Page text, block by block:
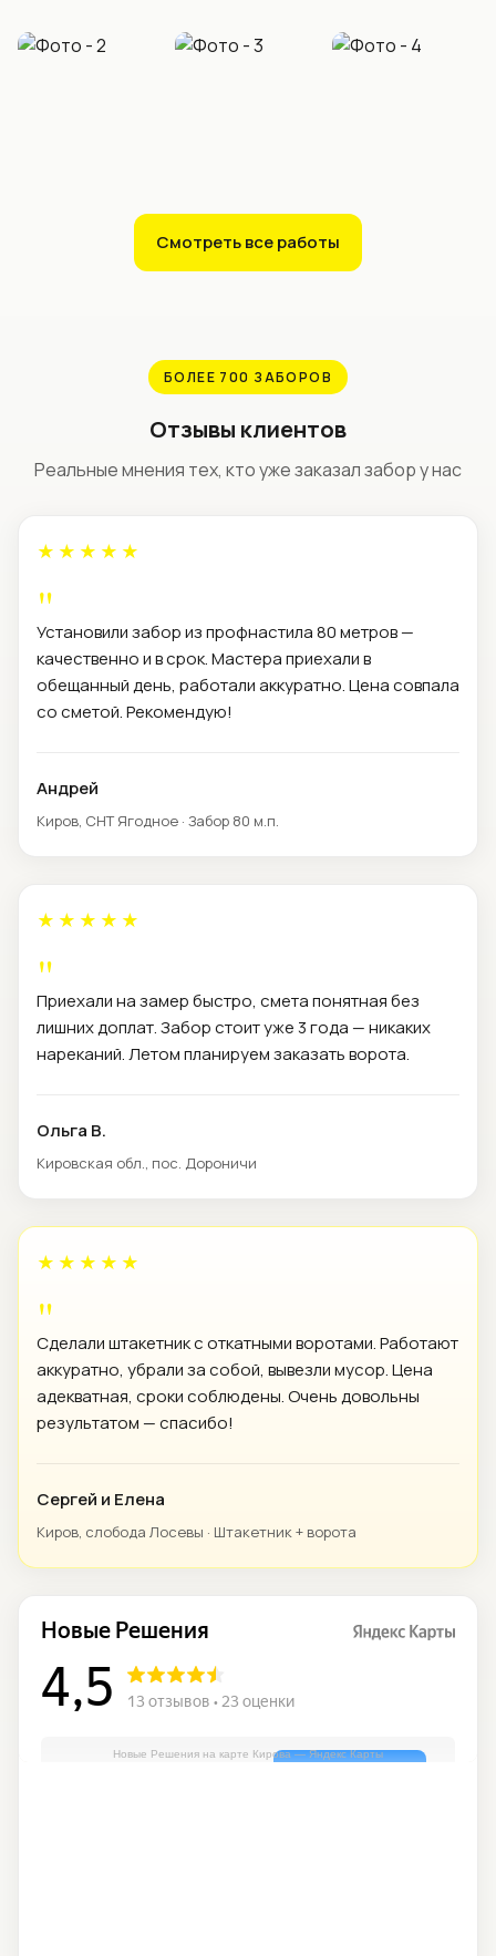
Смотреть все работы
БОЛЕЕ 700 ЗАБОРОВ
Отзывы клиентов
Реальные мнения тех, кто уже заказал забор у нас
★★★★★
Установили забор из профнастила 80 метров —
качественно и в срок. Мастера приехали в
обещанный день, работали аккуратно. Цена совпала
со сметой. Рекомендую!
Андрей
Киров, СНТ Ягодное · Забор 80 м.п.
★★★★★
Приехали на замер быстро, смета понятная без
лишних доплат. Забор стоит уже 3 года — никаких
нареканий. Летом планируем заказать ворота.
Ольга В.
Кировская обл., пос. Дороничи
★★★★★
Сделали штакетник с откатными воротами. Работают
аккуратно, убрали за собой, вывезли мусор. Цена
адекватная, сроки соблюдены. Очень довольны
результатом — спасибо!
Сергей и Елена
Киров, слобода Лосевы · Штакетник + ворота
Новые Решения на карте Кирова — Яндекс Карты